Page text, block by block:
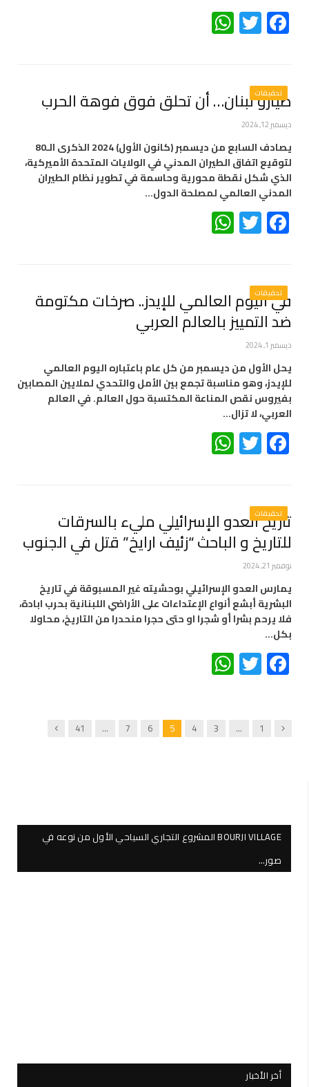
Facebook
Twitter
تحقيقات
طيارو لبنان… أن تحلق فوق فوهة الحرب
ديسمبر 12, 2024
يصادف السابع من ديسمبر (كانون الأول) 2024 الذكرى الـ80
لتوقيع اتفاق الطيران المدني في الولايات المتحدة الأميركية،
الذي شكل نقطة محورية وحاسمة في تطوير نظام الطيران
المدني العالمي لمصلحة الدول…
Facebook
Twitter
تحقيقات
في اليوم العالمي للإيدز.. صرخات مكتومة
ضد التمييز بالعالم العربي
ديسمبر 1, 2024
يحل الأول من ديسمبر من كل عام باعتباره اليوم العالمي
للإيدز، وهو مناسبة تجمع بين الأمل والتحدي لملايين المصابين
بفيروس نقص المناعة المكتسبة حول العالم. في العالم
العربي، لا تزال…
Facebook
Twitter
تحقيقات
تاريخ العدو الإسرائيلي مليء بالسرقات
للتاريخ و الباحث “زئيف ارايخ” قتل في الجنوب
نوفمبر 21, 2024
يمارس العدو الإسرائيلي بوحشيته غير المسبوقة في تاريخ
البشرية أبشع أنواع الإعتداءات على الأراضي اللبنانية بحرب ابادة،
فلا يرحم بشرا أو شجرا او حتى حجرا منحدرا من التاريخ، محاولا
بكل…
Facebook
Twitter
Previous
1
…
3
4
5
6
7
…
41
Next
BOURJI VILLAGE المشروع التجاري السياحي الأول من نوعه في
صور…
أخر الأخبار